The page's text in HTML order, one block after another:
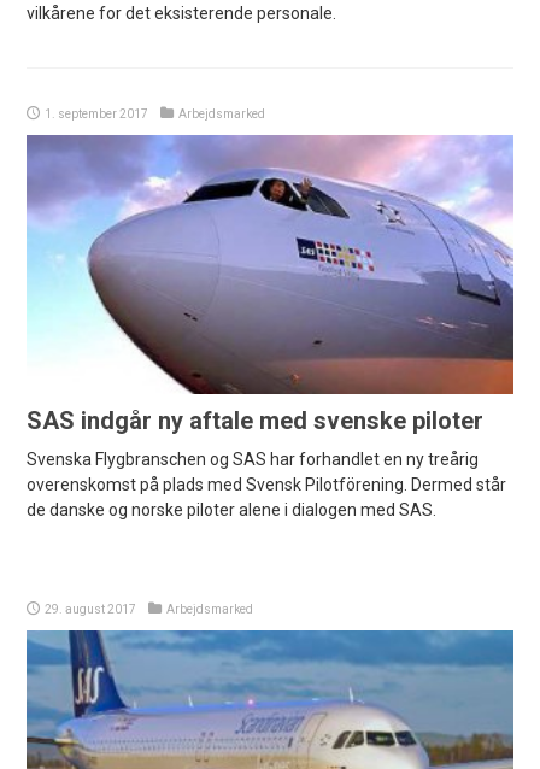
vilkårene for det eksisterende personale.
1. september 2017 Arbejdsmarked
SAS indgår ny aftale med svenske piloter
Svenska Flygbranschen og SAS har forhandlet en ny treårig
overenskomst på plads med Svensk Pilotförening. Dermed står
de danske og norske piloter alene i dialogen med SAS.
29. august 2017 Arbejdsmarked